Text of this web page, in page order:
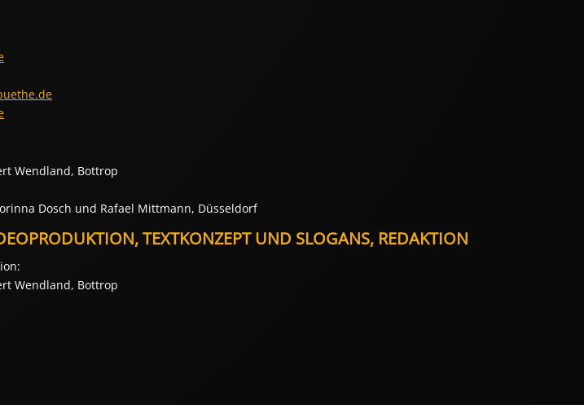
Wendland, Bottrop
Dosch und Rafael Mittmann, Düsseldorf
TEXTKONZEPT UND SLOGANS, REDAKTION
Wendland, Bottrop